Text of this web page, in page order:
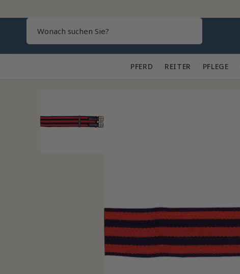
PFERD 🐎 REITER 👕 PFLEGE 🪮